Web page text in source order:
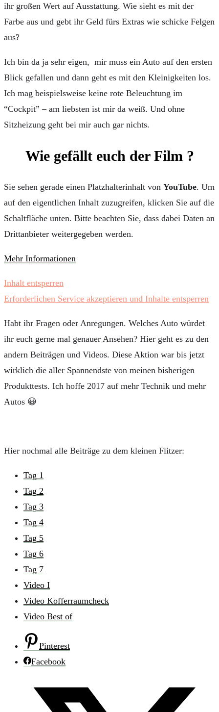
ihr großen Wert auf Ausstattung. Wie sieht es mit der
Farbe aus und gebt ihr Geld fürs Extras wie schicke Felgen
aus?
Ich bin da ja sehr eigen, mir muss ein Auto auf den ersten
Blick gefallen und dann geht es mit den Kleinigkeiten los.
Ich mag beispielsweise keine rote Beleuchtung im
“Cockpit” – am liebsten ist mir da weiß. Und ohne
Sitzheizung geht bei mir auch gar nichts.
Wie gefällt euch der Film ?
Sie sehen gerade einen Platzhalterinhalt von YouTube. Um
auf den eigentlichen Inhalt zuzugreifen, klicken Sie auf die
Schaltfläche unten. Bitte beachten Sie, dass dabei Daten an
Drittanbieter weitergegeben werden.
Mehr Informationen
Inhalt entsperren
Erforderlichen Service akzeptieren und Inhalte entsperren
Habt ihr Fragen oder Anregungen. Welches Auto würdet
ihr euch gerne mal genauer Ansehen? Hier geht es zu den
andern Beiträgen und Videos. Diese Aktion war bis jetzt
wirklich die aller Spannendste von meinen bisherigen
Produkttests. Ich hoffe 2017 auf mehr Technik und mehr
Autos 😀
Hier nochmal alle Beiträge zu dem kleinen Flitzer:
Tag 1
Tag 2
Tag 3
Tag 4
Tag 5
Tag 6
Tag 7
Video I
Video Kofferraumcheck
Video Best of
Pinterest
Facebook